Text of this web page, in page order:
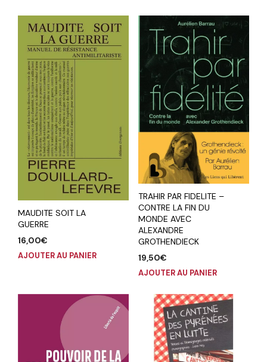
MAUDITE SOIT LA
GUERRE
16,00€
AJOUTER AU PANIER
TRAHIR PAR FIDELITE –
CONTRE LA FIN DU
MONDE AVEC
ALEXANDRE
GROTHENDIECK
19,50€
AJOUTER AU PANIER